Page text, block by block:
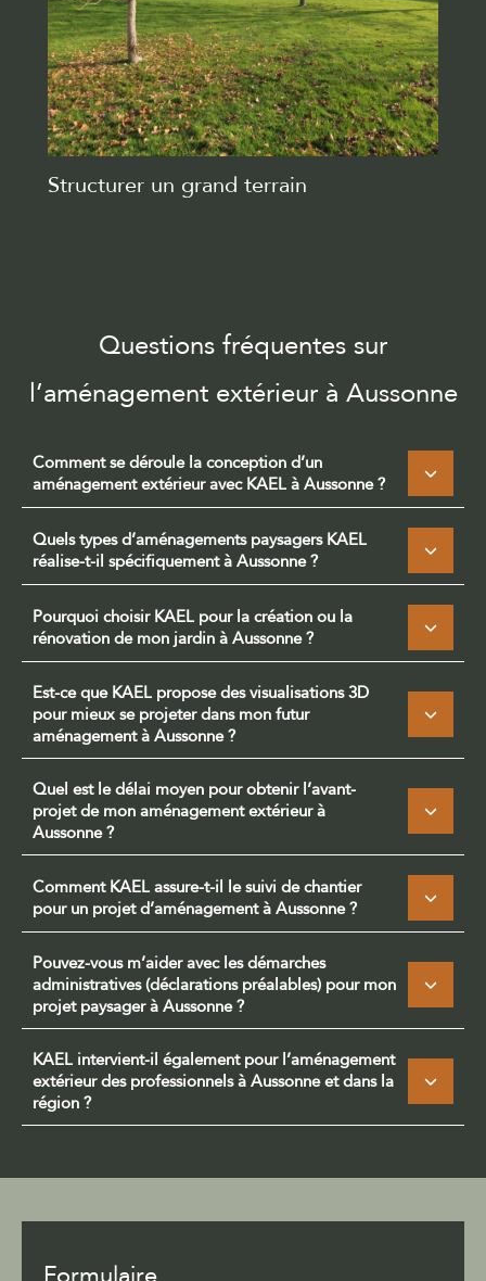
Structurer un grand terrain
Questions fréquentes sur
l’aménagement extérieur à Aussonne
Comment se déroule la conception d’un
aménagement extérieur avec KAEL à Aussonne ?
Quels types d’aménagements paysagers KAEL
réalise-t-il spécifiquement à Aussonne ?
Pourquoi choisir KAEL pour la création ou la
rénovation de mon jardin à Aussonne ?
Est-ce que KAEL propose des visualisations 3D
pour mieux se projeter dans mon futur
aménagement à Aussonne ?
Quel est le délai moyen pour obtenir l’avant-
projet de mon aménagement extérieur à
Aussonne ?
Comment KAEL assure-t-il le suivi de chantier
pour un projet d’aménagement à Aussonne ?
Pouvez-vous m’aider avec les démarches
administratives (déclarations préalables) pour mon
projet paysager à Aussonne ?
KAEL intervient-il également pour l’aménagement
extérieur des professionnels à Aussonne et dans la
région ?